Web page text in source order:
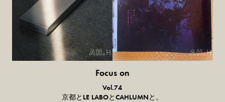
Focus on
気になる服とか人とか。
Vol.74
京都とLE LABOとCAHLUMNと。